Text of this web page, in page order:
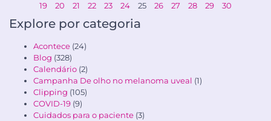
19
20 21 22 23 24 25 26 27 28 29 30
Explore por categoria
Acontece (24)
Blog (328)
Calendário (2)
Campanha De olho no melanoma uveal (1)
Clipping (105)
COVID-19 (9)
Cuidados para o paciente (3)